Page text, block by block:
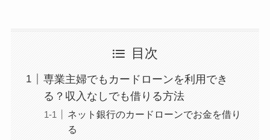
目次
専業主婦でもカードローンを利用でき
る？収入なしでも借りる方法
ネット銀行のカードローンでお金を借り
る